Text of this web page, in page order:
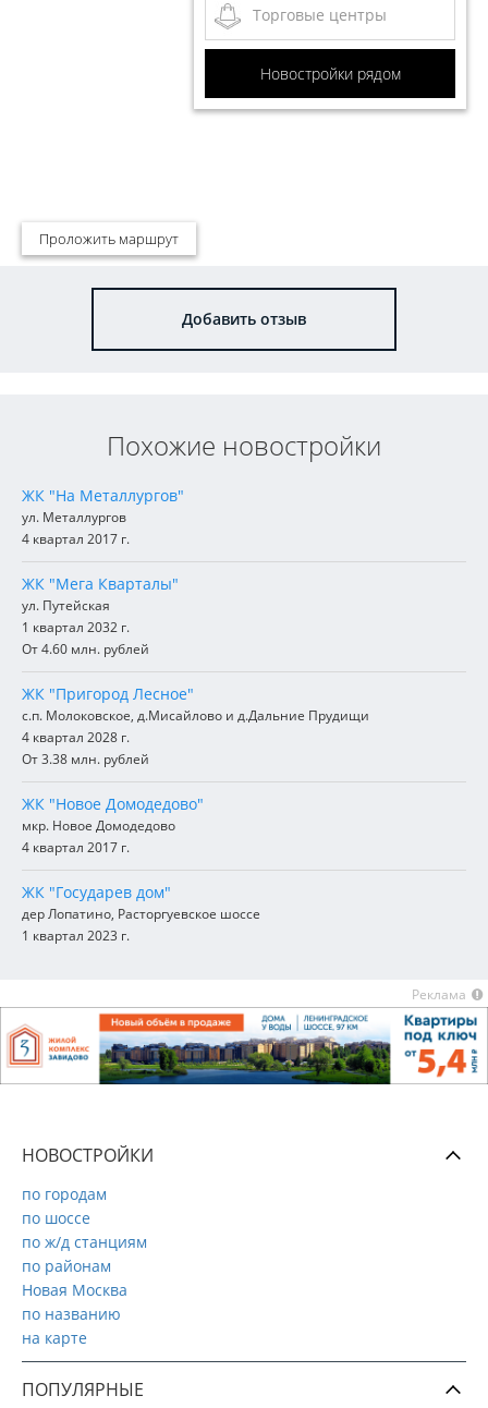
Торговые центры
Новостройки рядом
Проложить маршрут
Добавить отзыв
Похожие новостройки
ЖК "На Металлургов"
ул. Металлургов
4 квартал 2017 г.
ЖК "Мега Кварталы"
ул. Путейская
1 квартал 2032 г.
От 4.60 млн. рублей
ЖК "Пригород Лесное"
с.п. Молоковское, д.Мисайлово и д.Дальние Прудищи
4 квартал 2028 г.
От 3.38 млн. рублей
ЖК "Новое Домодедово"
мкр. Новое Домодедово
4 квартал 2017 г.
ЖК "Государев дом"
дер Лопатино, Расторгуевское шоссе
1 квартал 2023 г.
Реклама
НОВОСТРОЙКИ
по городам
по шоссе
по ж/д станциям
по районам
Новая Москва
по названию
на карте
ПОПУЛЯРНЫЕ